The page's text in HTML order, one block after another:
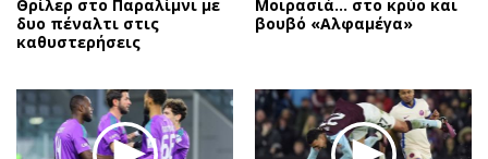
Θρίλερ στο Παραλίμνι με
δυο πέναλτι στις
καθυστερήσεις
Μοιρασιά… στο κρύο και
βουβό «Αλφαμέγα»